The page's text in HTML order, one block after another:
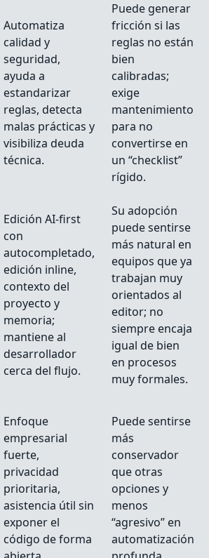
Automatiza
calidad y
seguridad,
ayuda a
estandarizar
reglas, detecta
malas prácticas y
visibiliza deuda
técnica.
Puede generar
fricción si las
reglas no están
bien
calibradas;
exige
mantenimiento
para no
convertirse en
un “checklist”
rígido.
Edición AI-first
con
autocompletado,
edición inline,
contexto del
proyecto y
memoria;
mantiene al
desarrollador
cerca del flujo.
Su adopción
puede sentirse
más natural en
equipos que ya
trabajan muy
orientados al
editor; no
siempre encaja
igual de bien
en procesos
muy formales.
Enfoque
empresarial
fuerte,
privacidad
prioritaria,
asistencia útil sin
exponer el
código de forma
Puede sentirse
más
conservador
que otras
opciones y
menos
“agresivo” en
automatización